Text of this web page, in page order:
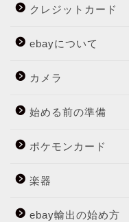
クレジットカード
ebayについて
カメラ
始める前の準備
ポケモンカード
楽器
ebay輸出の始め方